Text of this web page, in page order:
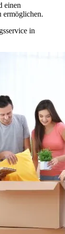
einen
ermöglichen.
in